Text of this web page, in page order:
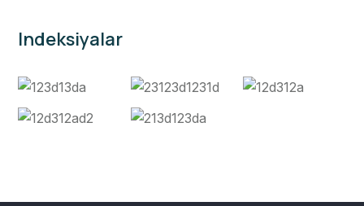
Indeksiyalar